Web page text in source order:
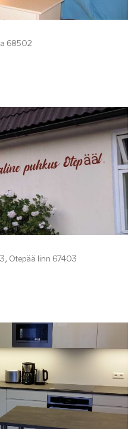
68502
Otepää linn 67403